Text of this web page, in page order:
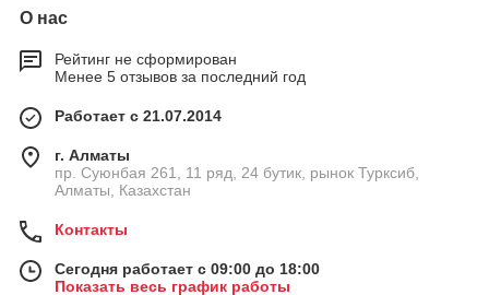
О нас
Рейтинг не сформирован
Менее 5 отзывов за последний год
Работает с 21.07.2014
г. Алматы
пр. Суюнбая 261, 11 ряд, 24 бутик, рынок Турксиб,
Алматы, Казахстан
Контакты
Сегодня работает с 09:00 до 18:00
Показать весь график работы